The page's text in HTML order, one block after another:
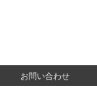
お問い合わせ